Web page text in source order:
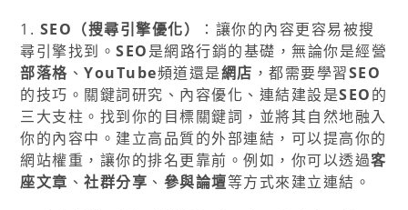
1. SEO（搜尋引擎優化）
：讓你的內容更容易被搜
尋引擎找到。SEO是網路行銷的基礎，無論你是經營
部落格 、YouTube頻道還是網店 ，都需要學習SEO
的技巧。關鍵詞研究、內容優化、連結建設是SEO的
三大支柱。找到你的目標關鍵詞，並將其自然地融入
你的內容中。建立高品質的外部連結，可以提高你的
網站權重，讓你的排名更靠前。例如，你可以透過客
座文章 、社群分享 、 參與論壇等方式來建立連結。